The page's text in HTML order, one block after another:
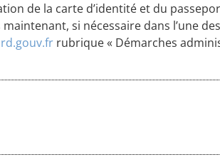
de la carte d’identité et du
si nécessaire dans l’une
rubrique « Démarches